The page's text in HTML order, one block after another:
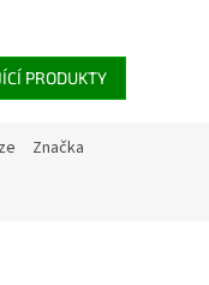
PRODUKTY
Značka